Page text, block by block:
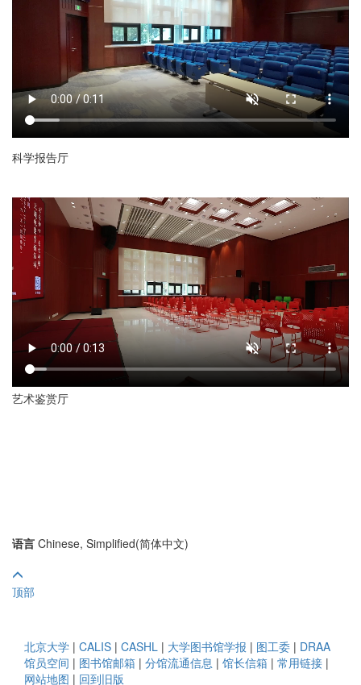
科学报告厅
艺术鉴赏厅
语言 Chinese, Simplified(简体中文)
顶部
北京大学 | CALIS | CASHL | 大学图书馆学报 | 图工委 | DRAA
馆员空间 | 图书馆邮箱 | 分馆流通信息 | 馆长信箱 | 常用链接 |
网站地图 | 回到旧版